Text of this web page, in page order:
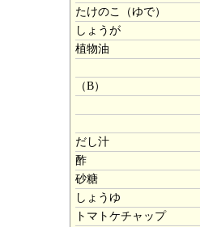
たけのこ（ゆで）
しょうが
植物油
（B）
だし汁
酢
砂糖
しょうゆ
トマトケチャップ